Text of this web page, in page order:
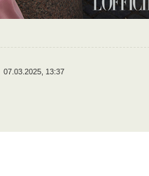
07.03.2025, 13:37